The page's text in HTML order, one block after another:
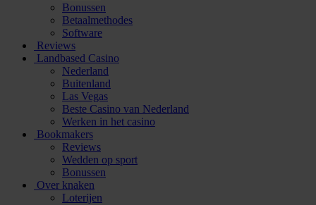
Bonussen
Betaalmethodes
Software
Reviews
Landbased Casino
Nederland
Buitenland
Las Vegas
Beste Casino van Nederland
Werken in het casino
Bookmakers
Reviews
Wedden op sport
Bonussen
Over knaken
Loterijen